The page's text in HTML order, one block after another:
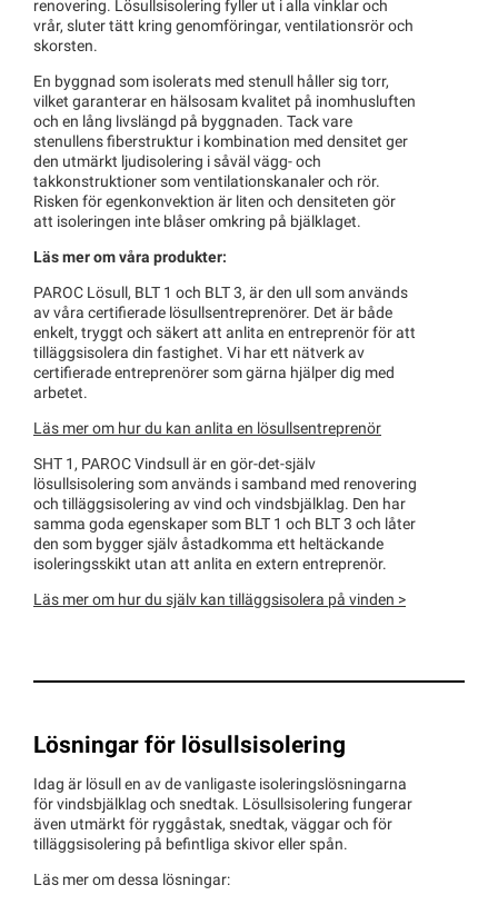
renovering. Lösullsisolering fyller ut i alla vinklar och
vrår, sluter tätt kring genomföringar, ventilationsrör och
skorsten.
En byggnad som isolerats med stenull håller sig torr,
vilket garanterar en hälsosam kvalitet på inomhusluften
och en lång livslängd på byggnaden. Tack vare
stenullens fiberstruktur i kombination med densitet ger
den utmärkt ljudisolering i såväl vägg- och
takkonstruktioner som ventilationskanaler och rör.
Risken för egenkonvektion är liten och densiteten gör
att isoleringen inte blåser omkring på bjälklaget.
Läs mer om våra produkter:
PAROC Lösull, BLT 1 och BLT 3, är den ull som används
av våra certifierade lösullsentreprenörer. Det är både
enkelt, tryggt och säkert att anlita en entreprenör för att
tilläggsisolera din fastighet. Vi har ett nätverk av
certifierade entreprenörer som gärna hjälper dig med
arbetet.
Läs mer om hur du kan anlita en lösullsentreprenör
SHT 1, PAROC Vindsull är en gör-det-själv
lösullsisolering som används i samband med renovering
och tilläggsisolering av vind och vindsbjälklag. Den har
samma goda egenskaper som BLT 1 och BLT 3 och låter
den som bygger själv åstadkomma ett heltäckande
isoleringsskikt utan att anlita en extern entreprenör.
Läs mer om hur du själv kan tilläggsisolera på vinden >
Lösningar för lösullsisolering
Idag är lösull en av de vanligaste isoleringslösningarna
för vindsbjälklag och snedtak. Lösullsisolering fungerar
även utmärkt för ryggåstak, snedtak, väggar och för
tilläggsisolering på befintliga skivor eller spån.
Läs mer om dessa lösningar: